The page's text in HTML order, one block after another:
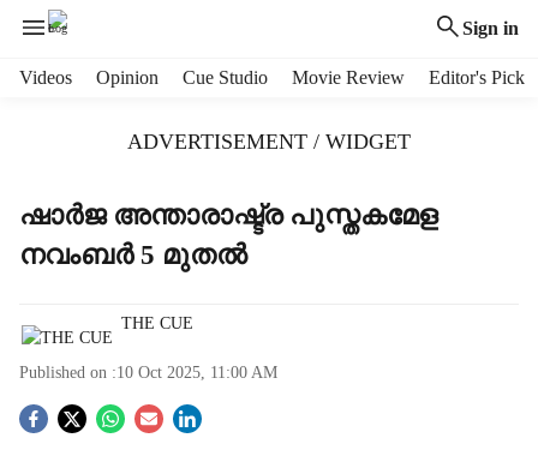
Sign in
Videos Opinion Cue Studio Movie Review Editor's Pick
ADVERTISEMENT / WIDGET
ഷാ‍ർജ അന്താരാഷ്ട്ര പുസ്തകമേള
നവംബർ 5 മുതല്‍
THE CUE
Published on :10 Oct 2025, 11:00 AM
S